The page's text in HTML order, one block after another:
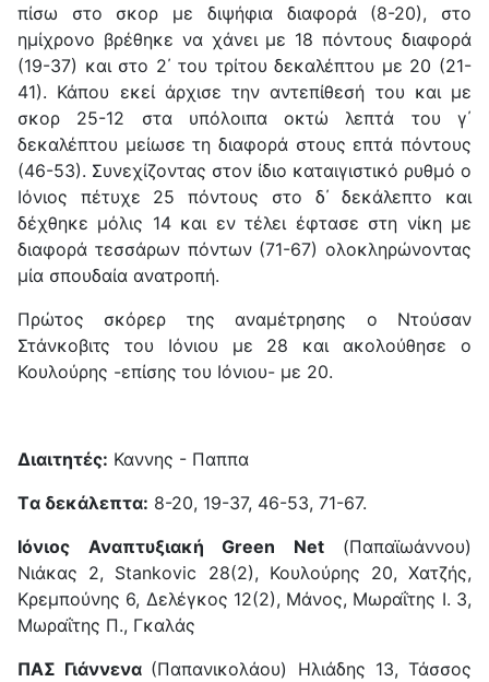
πίσω στο σκορ με διψήφια διαφορά (8-20), στο
ημίχρονο βρέθηκε να χάνει με 18 πόντους διαφορά
(19-37) και στο 2΄ του τρίτου δεκαλέπτου με 20 (21-
41). Κάπου εκεί άρχισε την αντεπίθεσή του και με
σκορ 25-12 στα υπόλοιπα οκτώ λεπτά του γ΄
δεκαλέπτου μείωσε τη διαφορά στους επτά πόντους
(46-53). Συνεχίζοντας στον ίδιο καταιγιστικό ρυθμό ο
Ιόνιος πέτυχε 25 πόντους στο δ΄ δεκάλεπτο και
δέχθηκε μόλις 14 και εν τέλει έφτασε στη νίκη με
διαφορά τεσσάρων πόντων (71-67) ολοκληρώνοντας
μία σπουδαία ανατροπή.
Πρώτος σκόρερ της αναμέτρησης ο Ντούσαν
Στάνκοβιτς του Ιόνιου με 28 και ακολούθησε ο
Κουλούρης -επίσης του Ιόνιου- με 20.
Διαιτητές: Καννης - Παππα
Tα δεκάλεπτα: 8-20, 19-37, 46-53, 71-67.
Ιόνιος Αναπτυξιακή Green Net(Παπαϊωάννου)
Νιάκας 2, Stankovic 28(2), Κουλούρης 20, Χατζής,
Κρεμπούνης 6, Δελέγκος 12(2), Μάνος, Μωραΐτης Ι. 3,
Μωραΐτης Π., Γκαλάς
ΠΑΣ Γιάννενα (Παπανικολάου) Ηλιάδης 13, Τάσσος